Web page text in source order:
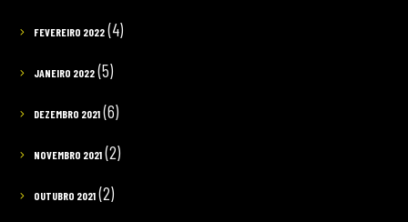
FEVEREIRO 2022(4)
JANEIRO 2022(5)
DEZEMBRO 2021(6)
NOVEMBRO 2021(2)
OUTUBRO 2021(2)